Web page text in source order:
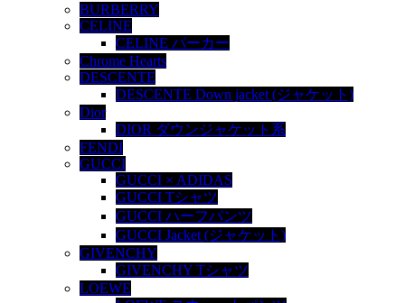
BURBERRY
CELINE
CELINE パーカー
Chrome Hearts
DESCENTE
DESCENTE Down jacket (ジャケット)
Dior
DIOR ダウンジャケット系
FENDI
GUCCI
GUCCI × ADIDAS
GUCCI Tシャツ
GUCCI ハーフパンツ
GUCCI Jacket (ジャケット)
GIVENCHY
GIVENCHY Tシャツ
LOEWE